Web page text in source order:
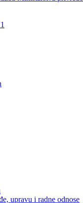
Ministarstva privrede